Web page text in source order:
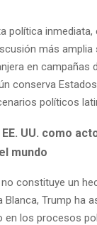
política inmediata,
más
en campañas
conserva
políticos
UU. como
mundo
constituye un
Blanca, Trump ha
en los procesos